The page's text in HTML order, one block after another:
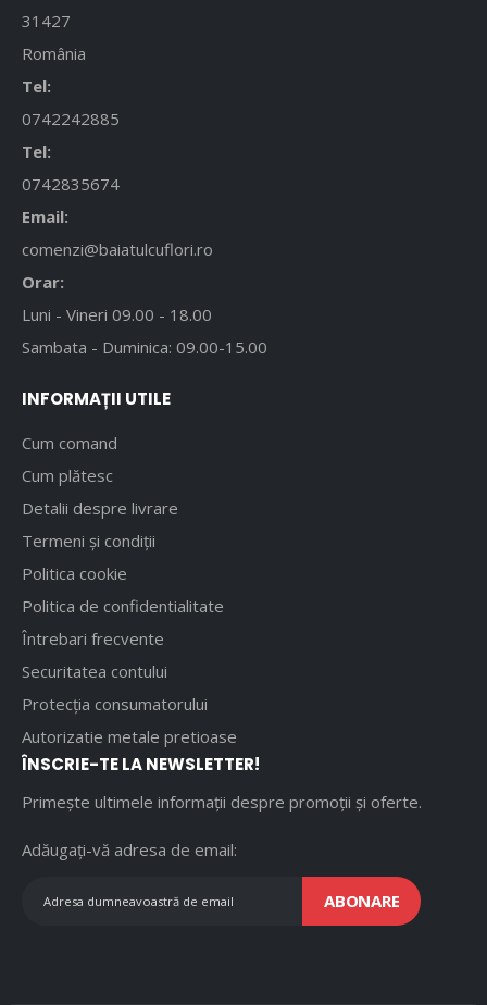
31427
România
Tel:
0742242885
Tel:
0742835674
Email:
comenzi@baiatulcuflori.ro
Orar:
Luni - Vineri 09.00 - 18.00
Sambata - Duminica: 09.00-15.00
INFORMAȚII UTILE
Cum comand
Cum plătesc
Detalii despre livrare
Termeni și condiții
Politica cookie
Politica de confidentialitate
Întrebari frecvente
Securitatea contului
Protecția consumatorului
Autorizatie metale pretioase
ÎNSCRIE-TE LA NEWSLETTER!
Primește ultimele informații despre promoții și oferte.
Adăugați-vă adresa de email:
ABONARE